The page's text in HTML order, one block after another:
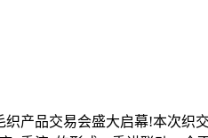
品交易会盛大启幕!本次织交